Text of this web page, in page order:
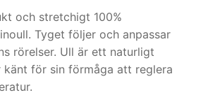
och stretchigt 100%
Tyget följer och anpassar
rörelser. Ull är ett naturligt
känt för sin förmåga att reglera